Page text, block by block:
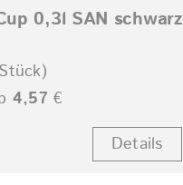
0,3l SAN schwarz
4,57 €
Details